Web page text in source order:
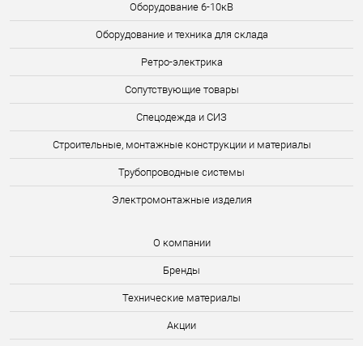
Оборудование 6-10кВ
Оборудование и техника для склада
Ретро-электрика
Сопутствующие товары
Спецодежда и СИЗ
Строительные, монтажные конструкции и материалы
Трубопроводные системы
Электромонтажные изделия
О компании
Бренды
Технические материалы
Акции